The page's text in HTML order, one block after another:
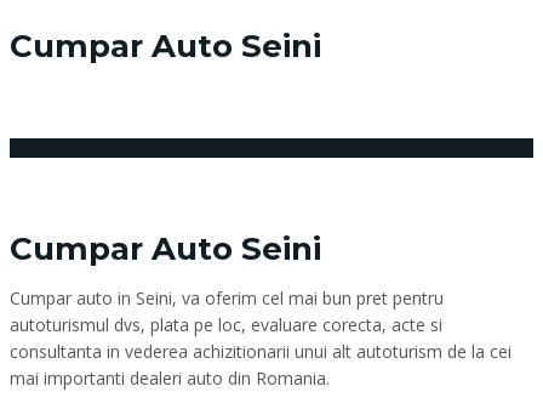
Cumpar Auto Seini
Cumpar Auto Seini
Cumpar auto in Seini, va oferim cel mai bun pret pentru
autoturismul dvs, plata pe loc, evaluare corecta, acte si
consultanta in vederea achizitionarii unui alt autoturism de la cei
mai importanti dealeri auto din Romania.